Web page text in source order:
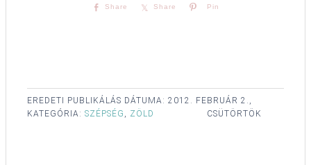
Share Share Pin
EREDETI PUBLIKÁLÁS DÁTUMA: 2012. FEBRUÁR 2.,
CSÜTÖRTÖK
KATEGÓRIA: SZÉPSÉG ZÖLD